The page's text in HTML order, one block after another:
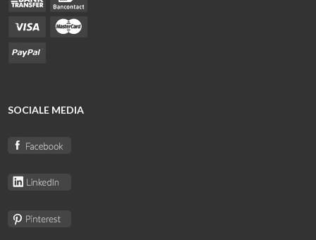
SOCIALE MEDIA